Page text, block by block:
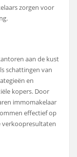
zorgen voor
aan de kust
schattingen van
en
kopers. Door
immomakelaar
effectief op
verkoopresultaten